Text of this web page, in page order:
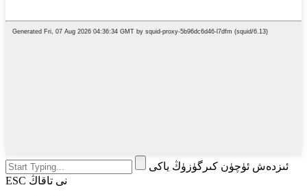
ئىزدەش ئۈچۈن كىرگۈزۈڭ ياكى
ESC نى تاقاڭ